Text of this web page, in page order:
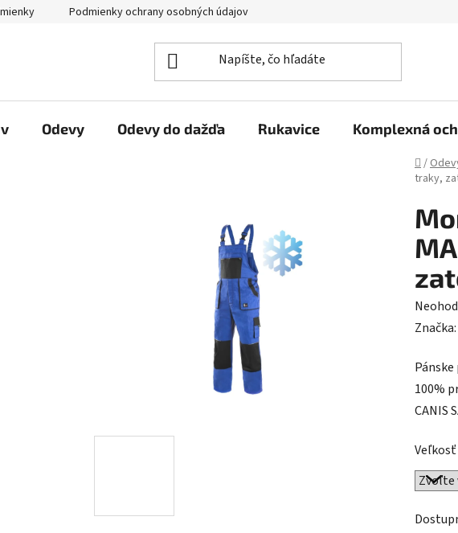
Podmienky ochrany osobných údajov
Odevy Odevy do dažďa Rukavice Komplexná
Domov
/
traky,
je
0,0
z
Značka:
100%
CANIS
Veľkosť